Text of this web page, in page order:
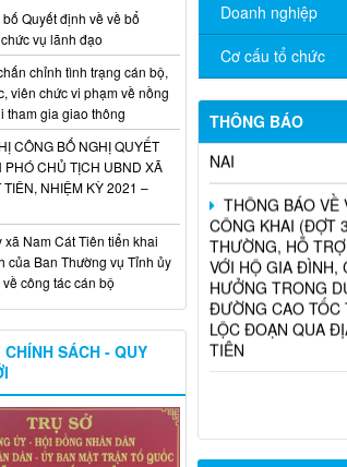
Doanh nghiệp
Cơ cấu tổ chức
THÔNG BÁO
doanh chuyển đổi số
THÔNG BÁO
TẠI CÁC PHÒNG
THUỘC CHI
NAI
THÔNG BÁO VỀ
CÔNG KHAI (ĐỢT
THƯỜNG, HỖ
VỚI HỘ GIA ĐÌNH,
HƯỞNG TRONG
ĐƯỜNG CAO TỐC
LỘC ĐOẠN QUA
TIÊN
Quyết định về về bổ
vụ lãnh đạo
chỉnh tình trạng cán bộ,
viên chức vi phạm về nồng
tham gia giao thông
CÔNG BỐ NGHỊ QUYẾT
CHỦ TỊCH UBND XÃ
TIÊN, NHIỆM KỲ 2021 –
Nam Cát Tiên tiển khai
của Ban Thường vụ Tỉnh ủy
công tác cán bộ
SÁCH - QUY